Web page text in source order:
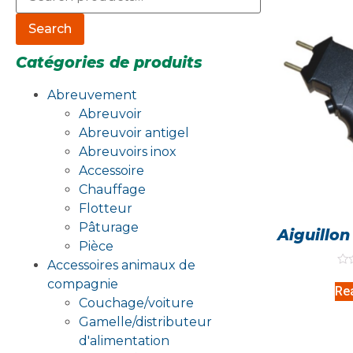
Search
Catégories de produits
Abreuvement
Abreuvoir
Abreuvoir antigel
Abreuvoirs inox
Accessoire
Chauffage
Flotteur
Pâturage
Pièce
Accessoires animaux de
compagnie
Couchage/voiture
Gamelle/distributeur
d'alimentation
Aiguillon
0
out